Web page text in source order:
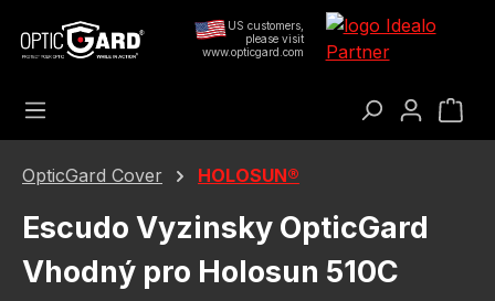
Přejít na hlavní obsah
US customers,
please visit
www.opticgard.com
OpticGard Cover HOLOSUN®
Escudo Vyzinsky OpticGard
Vhodný pro Holosun 510C